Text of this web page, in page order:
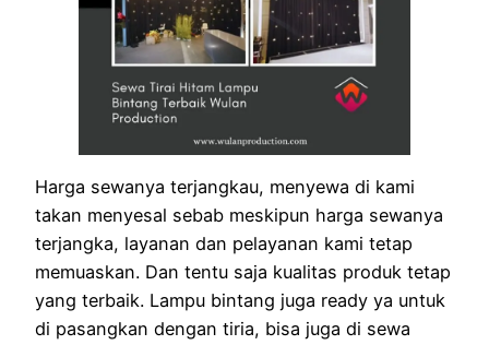
Harga sewanya terjangkau, menyewa di kami
takan menyesal sebab meskipun harga sewanya
terjangka, layanan dan pelayanan kami tetap
memuaskan. Dan tentu saja kualitas produk tetap
yang terbaik. Lampu bintang juga ready ya untuk
di pasangkan dengan tiria, bisa juga di sewa